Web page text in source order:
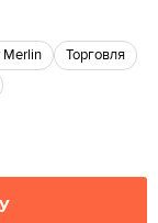
Merlin
торговля